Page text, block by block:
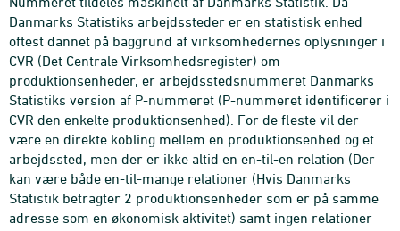
Danmarks Statistiks arbejdssteder er en statistisk enhed
oftest dannet på baggrund af virksomhedernes oplysninger i
CVR (Det Centrale Virksomhedsregister) om
produktionsenheder, er arbejdsstedsnummeret Danmarks
Statistiks version af P-nummeret (P-nummeret identificerer i
CVR den enkelte produktionsenhed). For de fleste vil der
være en direkte kobling mellem en produktionsenhed og et
arbejdssted, men der er ikke altid en en-til-en relation (Der
kan være både en-til-mange relationer (Hvis Danmarks
Statistik betragter 2 produktionsenheder som er på samme
adresse som en økonomisk aktivitet) samt ingen relationer